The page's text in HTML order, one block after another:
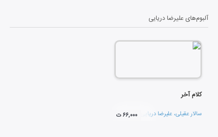
آلبوم‌هایعلیرضا دریایی
کلام آخر
سالار عقیلی، علیرضا دریایی واحسان افشاری
۶۶,۰۰۰ ت